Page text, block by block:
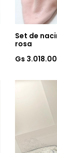
Set de
rosa
Gs